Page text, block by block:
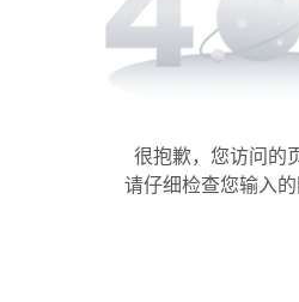
很抱歉，您访问的
请仔细检查您输入